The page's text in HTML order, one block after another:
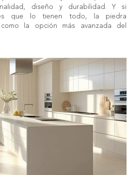
diseño y durabilidad. Y si
que lo tienen todo, la piedra
la opción más avanzada del